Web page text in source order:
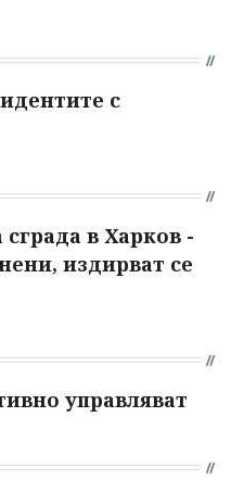
с
в Харков -
издирват се
управляват